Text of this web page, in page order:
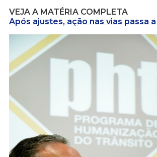
VEJA A MATÉRIA COMPLETA
Após ajustes, ação nas vias passa